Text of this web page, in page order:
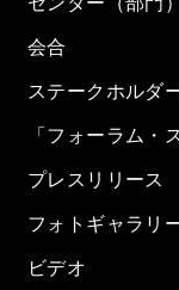
会合
ステークホルダ
「フォーラム・
プレスリリース
フォトギャラリ
ビデオ